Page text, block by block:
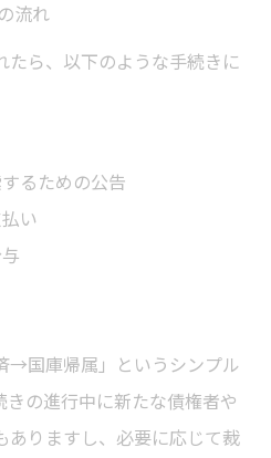
流れ
ら、以下のような手続きに
るための公告
い
→国庫帰属」というシンプル
の進行中に新たな債権者や
ありますし、必要に応じて裁